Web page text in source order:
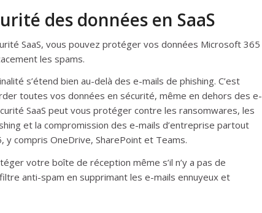
des données en SaaS
SaaS, vous pouvez protéger vos données Microsoft 365
les spams.
s’étend bien au-delà des e-mails de phishing. C’est
toutes vos données en sécurité, même en dehors des e-
SaaS peut vous protéger contre les ransomwares, les
et la compromission des e-mails d’entreprise partout
y compris OneDrive, SharePoint et Teams.
votre boîte de réception même s’il n’y a pas de
anti-spam en supprimant les e-mails ennuyeux et